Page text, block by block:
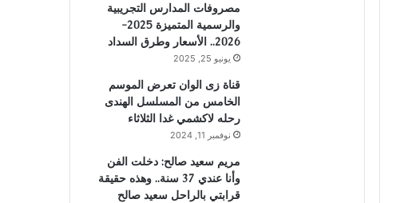
مصروفات المدارس التجريبية
والرسمية المتميزة 2025-
2026.. الأسعار وطرق السداد
يونيو 25, 2025
قناة زى الوان تعرض الموسم
الخامس من المسلسل الهندى
رحله لاكشمي غدا الثلاثاء
نوفمبر 11, 2024
مريم سعيد صالح: دخلت الفن
وأنا عندي 37 سنة.. وهذه حقيقة
قرابتي بالراحل سعيد صالح